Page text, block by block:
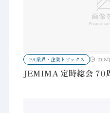
FA業界・企業トピックス 2018
JEMIMA 定時総会 70